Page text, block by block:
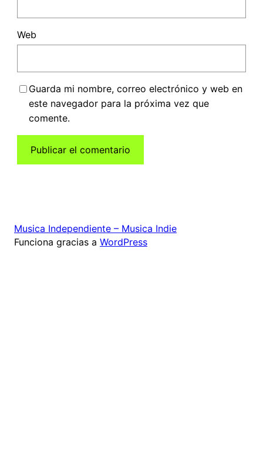
Web
Guarda mi nombre, correo electrónico y web en
este navegador para la próxima vez que
comente.
Musica Independiente – Musica Indie
Funciona gracias a WordPress